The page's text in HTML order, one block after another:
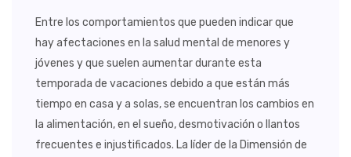
Entre los comportamientos que pueden indicar que
hay afectaciones en la salud mental de menores y
jóvenes y que suelen aumentar durante esta
temporada de vacaciones debido a que están más
tiempo en casa y a solas, se encuentran los cambios en
la alimentación, en el sueño, desmotivación o llantos
frecuentes e injustificados. La líder de la Dimensión de